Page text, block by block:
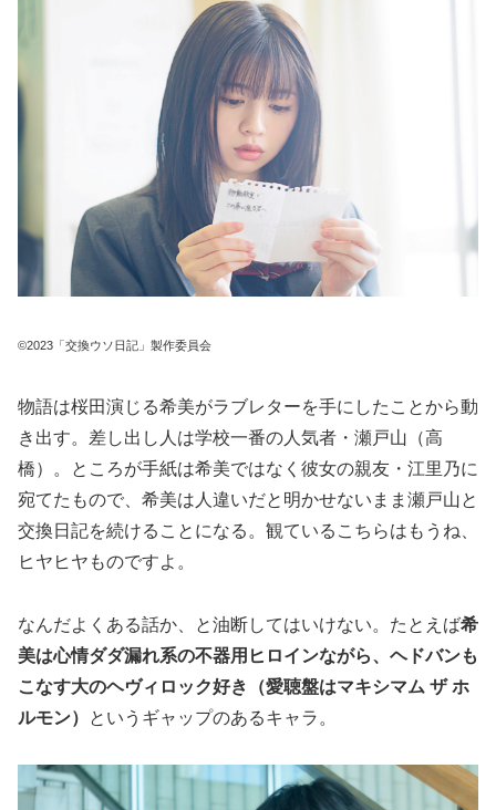
©2023「交換ウソ日記」製作委員会
物語は桜田演じる希美がラブレターを手にしたことから動
き出す。差し出し人は学校一番の人気者・瀬戸山（高
橋）。ところが手紙は希美ではなく彼女の親友・江里乃に
宛てたもので、希美は人違いだと明かせないまま瀬戸山と
交換日記を続けることになる。観ているこちらはもうね、
ヒヤヒヤものですよ。
なんだよくある話か、と油断してはいけない。たとえば希
美は心情ダダ漏れ系の不器用ヒロインながら、ヘドバンも
こなす大のヘヴィロック好き（愛聴盤はマキシマム ザ ホ
ルモン）
というギャップのあるキャラ。